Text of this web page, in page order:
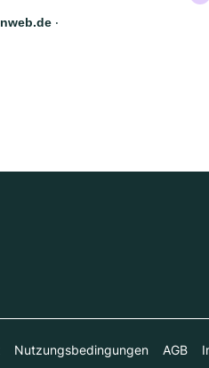
‧
Nutzungsbedingungen AGB